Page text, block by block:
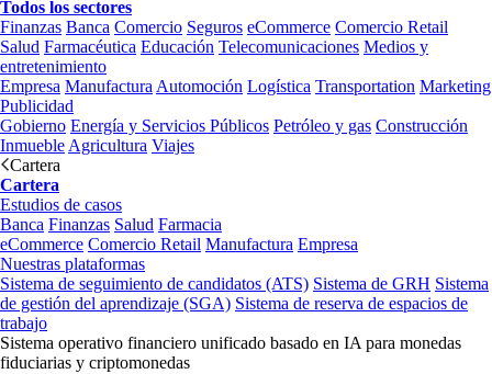
Todos los sectores
Finanzas Banca Comercio Seguros eCommerce Comercio Retail
Salud Farmacéutica Educación Telecomunicaciones Medios y
entretenimiento
Empresa Manufactura Automoción Logística Transportation Marketing
Publicidad
Gobierno Energía y Servicios Públicos Petróleo y gas Construcción
Inmueble Agricultura Viajes
Cartera
Cartera
Estudios de casos
Banca Finanzas Salud Farmacia
eCommerce Comercio Retail Manufactura Empresa
Nuestras plataformas
Sistema de seguimiento de candidatos (ATS) Sistema de GRH Sistema
de gestión del aprendizaje (SGA) Sistema de reserva de espacios de
trabajo
Sistema operativo financiero unificado basado en IA para monedas
fiduciarias y criptomonedas